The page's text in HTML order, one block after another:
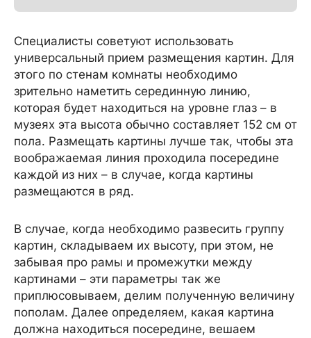
Специалисты советуют использовать
универсальный прием размещения картин. Для
этого по стенам комнаты необходимо
зрительно наметить серединную линию,
которая будет находиться на уровне глаз – в
музеях эта высота обычно составляет 152 см от
пола. Размещать картины лучше так, чтобы эта
воображаемая линия проходила посередине
каждой из них – в случае, когда картины
размещаются в ряд.
В случае, когда необходимо развесить группу
картин, складываем их высоту, при этом, не
забывая про рамы и промежутки между
картинами – эти параметры так же
приплюсовываем, делим полученную величину
пополам. Далее определяем, какая картина
должна находиться посередине, вешаем